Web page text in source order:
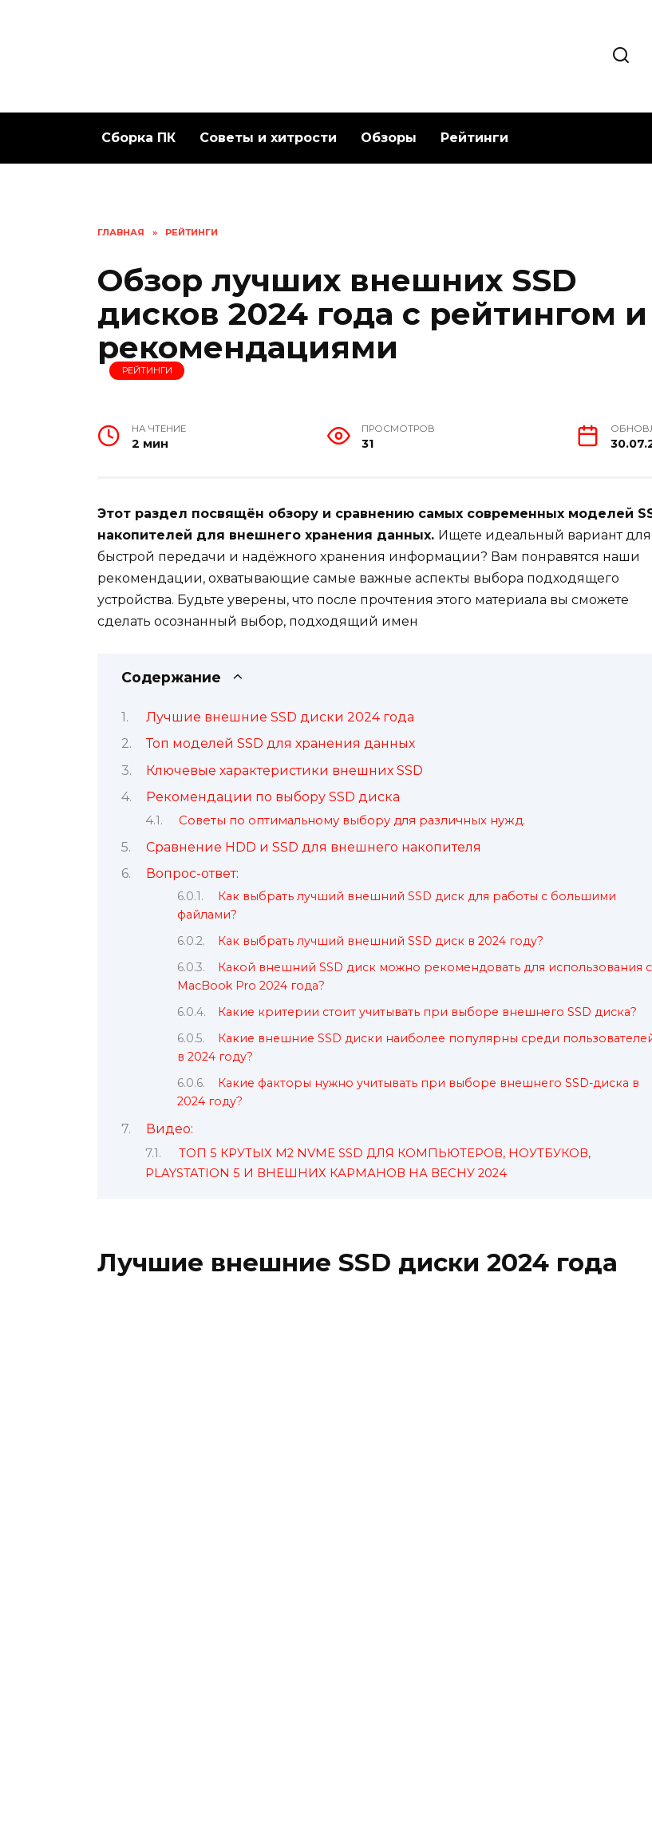
Сборка ПК Советы и хитрости Обзоры Рейтинги
ГЛАВНАЯ » РЕЙТИНГИ
Обзор лучших внешних SSD
дисков 2024 года с рейтингом и
рекомендациями
РЕЙТИНГИ
НА ЧТЕНИЕ
2 мин
ПРОСМОТРОВ
31
Этот раздел посвящён обзору и сравнению самых современных моделей
накопителей для внешнего хранения данных. Ищете идеальный вариант для
быстрой передачи и надёжного хранения информации? Вам понравятся наши
рекомендации, охватывающие самые важные аспекты выбора подходящего
устройства. Будьте уверены, что после прочтения этого материала вы сможете
сделать осознанный выбор, подходящий имен
Содержание
Лучшие внешние SSD диски 2024 года
Топ моделей SSD для хранения данных
Ключевые характеристики внешних SSD
Рекомендации по выбору SSD диска
Советы по оптимальному выбору для различных нужд.
Сравнение HDD и SSD для внешнего накопителя
Вопрос-ответ:
Как выбрать лучший внешний SSD диск для работы с большими
файлами?
Как выбрать лучший внешний SSD диск в 2024 году?
Какой внешний SSD диск можно рекомендовать для использования с
MacBook Pro 2024 года?
Какие критерии стоит учитывать при выборе внешнего SSD диска?
Какие внешние SSD диски наиболее популярны среди
в 2024 году?
Какие факторы нужно учитывать при выборе внешнего SSD-диска в
2024 году?
Видео:
ТОП 5 КРУТЫХ M2 NVME SSD ДЛЯ КОМПЬЮТЕРОВ, НОУТБУКОВ,
PLAYSTATION 5 И ВНЕШНИХ КАРМАНОВ НА ВЕСНУ 2024
Лучшие внешние SSD диски 2024 года